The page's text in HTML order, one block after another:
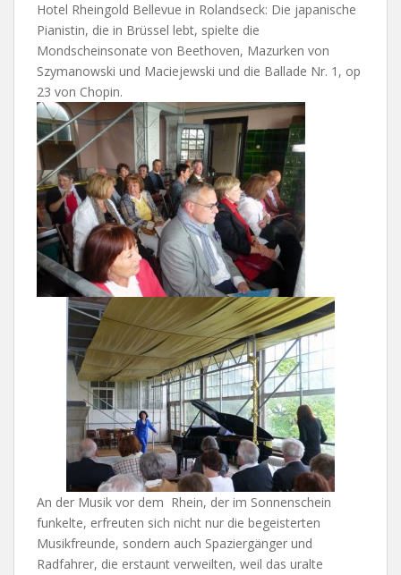
Hotel Rheingold Bellevue in Rolandseck: Die japanische
Pianistin, die in Brüssel lebt, spielte die
Mondscheinsonate von Beethoven, Mazurken von
Szymanowski und Maciejewski und die Ballade Nr. 1, op
23 von Chopin.
An der Musik vor dem Rhein, der im Sonnenschein
funkelte, erfreuten sich nicht nur die begeisterten
Musikfreunde, sondern auch Spaziergänger und
Radfahrer, die erstaunt verweilten, weil das uralte